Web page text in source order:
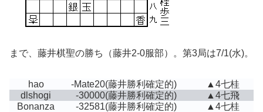
まで、藤井棋聖の勝ち（藤井2-0服部）。第3局は7/1(水)。
hao -Mate20(藤井勝利確定的)
▲4七桂
dlshogi
-30000(藤井勝利確定的)
▲4七飛
Bonanza
-32581(藤井勝利確定的) ▲4七桂